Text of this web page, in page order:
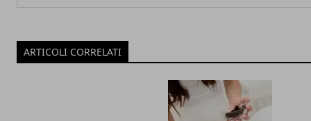
ARTICOLI CORRELATI